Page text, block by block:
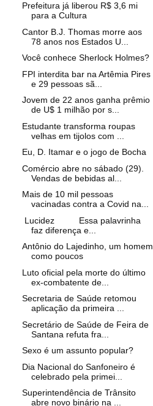
Prefeitura já liberou R$ 3,6 mi
para a Cultura
Cantor B.J. Thomas morre aos
78 anos nos Estados U...
Você conhece Sherlock Holmes?
FPI interdita bar na Artêmia Pires
e 29 pessoas sã...
Jovem de 22 anos ganha prêmio
de U$ 1 milhão por s...
Estudante transforma roupas
velhas em tijolos com ...
Eu, D. Itamar e o jogo de Bocha
Comércio abre no sábado (29).
Vendas de bebidas al...
Mais de 10 mil pessoas
vacinadas contra a Covid na...
Lucidez Essa palavrinha
faz diferença e...
Antônio do Lajedinho, um homem
como poucos
Luto oficial pela morte do último
ex-combatente de...
Secretaria de Saúde retomou
aplicação da primeira ...
Secretário de Saúde de Feira de
Santana refuta fra...
Sexo é um assunto popular?
Dia Nacional do Sanfoneiro é
celebrado pela primei...
Superintendência de Trânsito
abre novo binário na ...